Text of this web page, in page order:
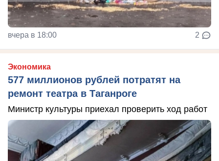
вчера в 18:00 2
Экономика
577 миллионов рублей потратят на
ремонт театра в Таганроге
Министр культуры приехал проверить ход работ